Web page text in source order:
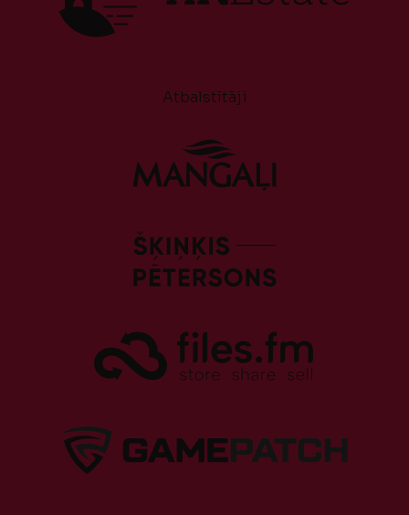
Atbalstītāji